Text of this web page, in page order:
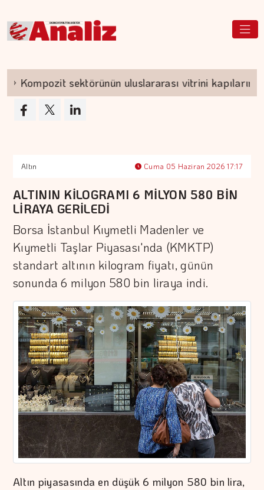
Kompozit sektörünün uluslararası vitrini kapılarını
Altın Cuma 05 Haziran 2026 17:17
ALTININ KİLOGRAMI 6 MİLYON 580 BİN
LİRAYA GERİLEDİ
Borsa İstanbul Kıymetli Madenler ve
Kıymetli Taşlar Piyasası'nda (KMKTP)
standart altının kilogram fiyatı, günün
sonunda 6 milyon 580 bin liraya indi.
Altın piyasasında en düşük 6 milyon 580 bin lira,